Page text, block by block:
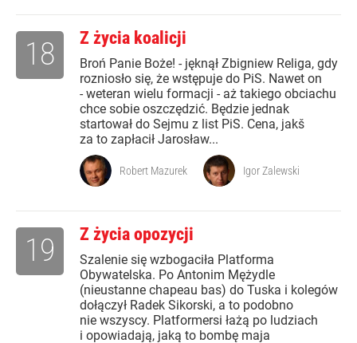
Z życia koalicji
Broń Panie Boże! - jęknął Zbigniew Religa, gdy
rozniosło się, że wstępuje do PiS. Nawet on
- weteran wielu formacji - aż takiego obciachu
chce sobie oszczędzić. Będzie jednak
startował do Sejmu z list PiS. Cena, jakš
za to zapłacił Jarosław...
18
Robert Mazurek Igor Zalewski
Z życia opozycji
Szalenie się wzbogaciła Platforma
Obywatelska. Po Antonim Mężydle
(nieustanne chapeau bas) do Tuska i kolegów
dołączył Radek Sikorski, a to podobno
nie wszyscy. Platformersi łażą po ludziach
i opowiadają, jaką to bombę maja
19